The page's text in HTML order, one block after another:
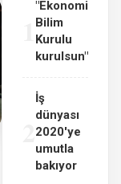
"Ekonomi
Bilim
Kurulu
kurulsun"
İş
dünyası
2020'ye
umutla
bakıyor